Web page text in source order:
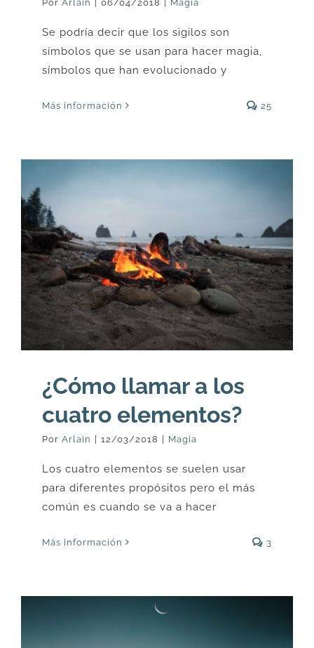
Por Arlain | 06/04/2018 | Magia
Se podría decir que los sigilos son
símbolos que se usan para hacer magia,
símbolos que han evolucionado y
Más información 25
¿Cómo llamar a los
cuatro elementos?
Por Arlain | 12/03/2018 | Magia
Los cuatro elementos se suelen usar
para diferentes propósitos pero el más
común es cuando se va a hacer
Más información 3